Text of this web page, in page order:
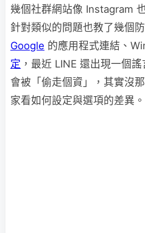
幾個社群網站像 Instagram
針對類似的問題也教了幾個
Google 的應用程式連結、
定 ，最近 LINE 還出現一個
會被「偷走個資」，其實沒
家看如何設定與選項的差異。